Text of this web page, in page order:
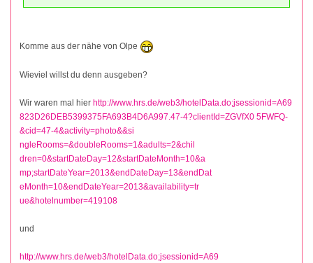
Komme aus der nähe von Olpe
Wieviel willst du denn ausgeben?
Wir waren mal hier http://www.hrs.de/web3/hotelData.do;jsessionid=A69
823D26DEB5399375FA693B4D6A997.47-4?clientId=ZGVfX0 5FWFQ-
&cid=47-4&activity=photo&&si
ngleRooms=&doubleRooms=1&adults=2&chil
dren=0&startDateDay=12&startDateMonth=10&a
mp;startDateYear=2013&endDateDay=13&endDat
eMonth=10&endDateYear=2013&availability=tr
ue&hotelnumber=419108
und
http://www.hrs.de/web3/hotelData.do;jsessionid=A69